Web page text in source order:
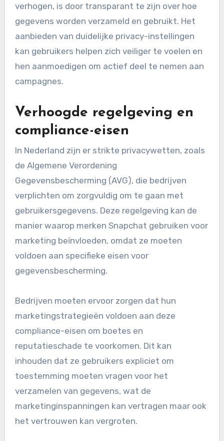
verhogen, is door transparant te zijn over hoe
gegevens worden verzameld en gebruikt. Het
aanbieden van duidelijke privacy-instellingen
kan gebruikers helpen zich veiliger te voelen en
hen aanmoedigen om actief deel te nemen aan
campagnes.
Verhoogde regelgeving en
compliance-eisen
In Nederland zijn er strikte privacywetten, zoals
de Algemene Verordening
Gegevensbescherming (AVG), die bedrijven
verplichten om zorgvuldig om te gaan met
gebruikersgegevens. Deze regelgeving kan de
manier waarop merken Snapchat gebruiken voor
marketing beïnvloeden, omdat ze moeten
voldoen aan specifieke eisen voor
gegevensbescherming.
Bedrijven moeten ervoor zorgen dat hun
marketingstrategieën voldoen aan deze
compliance-eisen om boetes en
reputatieschade te voorkomen. Dit kan
inhouden dat ze gebruikers expliciet om
toestemming moeten vragen voor het
verzamelen van gegevens, wat de
marketinginspanningen kan vertragen maar ook
het vertrouwen kan vergroten.